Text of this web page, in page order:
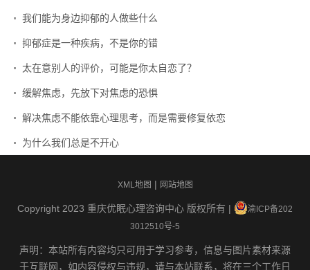
我们能为身边抑郁的人做些什么
抑郁症是一种疾病，不是你的错
太在意别人的评价，可能是你太自恋了？
缓解焦虑，先放下对焦虑的恐惧
解决焦虑不能依靠心理思考，而是需要修复依恋
为什么我们总是不开心
XML地图 | 网站地图
Copyright 2023 重庆优眠心理咨询中心 版权所有 |
渝ICP备202
3012510号-5
声明：本站所有内容均只可用于学习参考，信息与图片素材来源
于互联网，如内容侵权与违规，请与本站联系，将在三个工作日